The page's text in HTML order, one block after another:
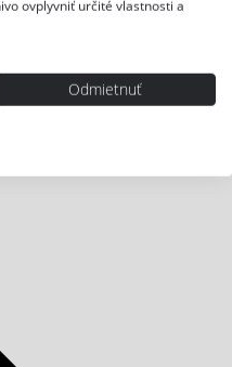
ovplyvniť určité vlastnosti a
Odmietnuť